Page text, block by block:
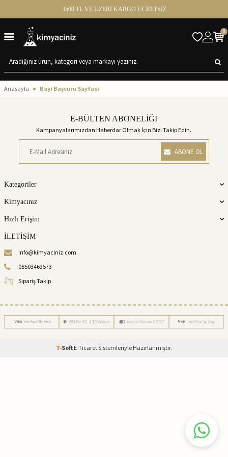
3500 TL VE ÜZERİ KARGO ÜCRETSİZ
0
Anasayfa Bayi Başvuru Sayfası
E-BÜLTEN ABONELİĞİ
Kampanyalarımızdan Haberdar Olmak İçin Bizi Takip Edin.
ABONE OL
Kategoriler
Kimyacınız
Hızlı Erişim
İLETİŞİM
info@kimyaciniz.com
08503463573
Sipariş Takip
T-Soft E-TicaretSistemleriyle Hazırlanmıştır.